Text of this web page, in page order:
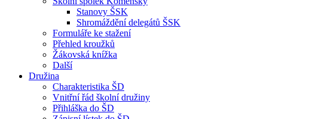
Stanovy ŠSK
Shromáždění delegátů ŠSK
Formuláře ke stažení
Přehled kroužků
Žákovská knížka
Další
Družina
Charakteristika ŠD
Vnitřní řád školní družiny
Přihláška do ŠD